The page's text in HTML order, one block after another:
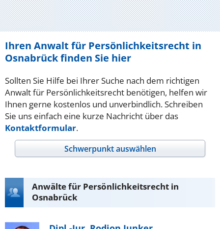
Ihren Anwalt für Persönlichkeitsrecht in
Osnabrück finden Sie hier
Sollten Sie Hilfe bei Ihrer Suche nach dem richtigen
Anwalt für Persönlichkeitsrecht benötigen, helfen wir
Ihnen gerne kostenlos und unverbindlich. Schreiben
Sie uns einfach eine kurze Nachricht über das
Kontaktformular.
Schwerpunkt auswählen
Anwälte für Persönlichkeitsrecht in
Osnabrück